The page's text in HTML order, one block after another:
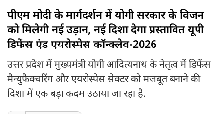
पीएम मोदी के मार्गदर्शन में योगी सरकार के विजन
को मिलेगी नई उड़ान, नई दिशा देगा प्रस्तावित यूपी
डिफेंस एंड एयरोस्पेस कॉन्क्लेव-2026
उत्तर प्रदेश में मुख्यमंत्री योगी आदित्यनाथ के नेतृत्व में डिफेंस
मैन्युफैक्चरिंग और एयरोस्पेस सेक्टर को मजबूत बनाने की
दिशा में एक बड़ा कदम उठाया जा रहा है.